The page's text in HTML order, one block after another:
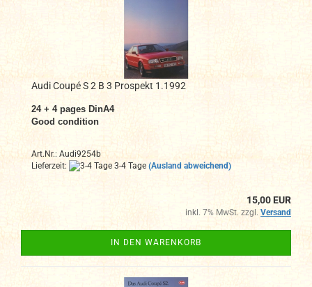
Audi Coupé S 2 B 3 Prospekt 1.1992
24 + 4 pages DinA4
Good condition
Art.Nr.: Audi9254b
Lieferzeit:
3-4 Tage (Ausland abweichend)
15,00 EUR
inkl. 7% MwSt. zzgl. Versand
IN DEN WARENKORB